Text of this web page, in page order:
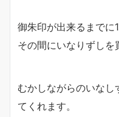
御朱印が出来るまでに
その間にいなりずしを
むかしながらのいなし
てくれます。